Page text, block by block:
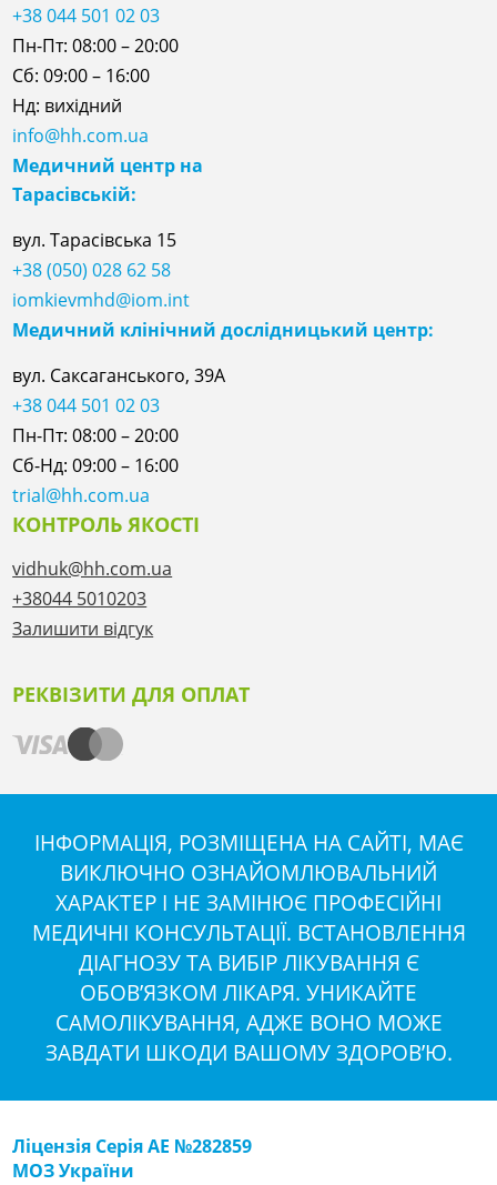
+38 044 501 02 03
Пн-Пт: 08:00 – 20:00
Сб: 09:00 – 16:00
Нд: вихідний
info@hh.com.ua
Медичний центр на
Тарасівській:
вул. Тарасівська 15
+38 (050) 028 62 58
iomkievmhd@iom.int
Медичний клінічний дослідницький центр:
вул. Саксаганського, 39А
+38 044 501 02 03
Пн-Пт: 08:00 – 20:00
Сб-Нд: 09:00 – 16:00
trial@hh.com.ua
КОНТРОЛЬ ЯКОСТІ
vidhuk@hh.com.ua
+38044 5010203
Залишити відгук
РЕКВІЗИТИ ДЛЯ ОПЛАТ
ІНФОРМАЦІЯ, РОЗМІЩЕНА НА САЙТІ, МАЄ
ВИКЛЮЧНО ОЗНАЙОМЛЮВАЛЬНИЙ
ХАРАКТЕР І НЕ ЗАМІНЮЄ ПРОФЕСІЙНІ
МЕДИЧНІ КОНСУЛЬТАЦІЇ. ВСТАНОВЛЕННЯ
ДІАГНОЗУ ТА ВИБІР ЛІКУВАННЯ Є
ОБОВ’ЯЗКОМ ЛІКАРЯ. УНИКАЙТЕ
САМОЛІКУВАННЯ, АДЖЕ ВОНО МОЖЕ
ЗАВДАТИ ШКОДИ ВАШОМУ ЗДОРОВ’Ю.
Ліцензія Серія АЕ №282859
МОЗ України